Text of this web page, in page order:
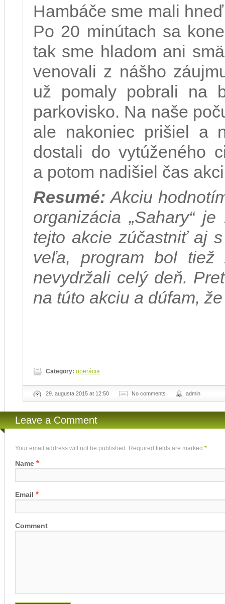
Hambáče sme mali
Po 20 minútach sa
tak sme hladom ani
venovali z nášho
už pomaly pobrali na
parkovisko. Na naše
ale nakoniec prišiel a
dostali do vytúženého
a potom nadišiel čas
Resumé:Akciu
organizácia „Sahary“
tejto akcie zúčastniť aj
veľa, program bol tiež
nevydržali celý deň.
na túto akciu a dúfam,
Category: operácia
29. augusta 2015 at 12:50 No comments admin
Leave a Comment
Your email address will not be published. Required fields are marked *
Name *
Email *
Comment